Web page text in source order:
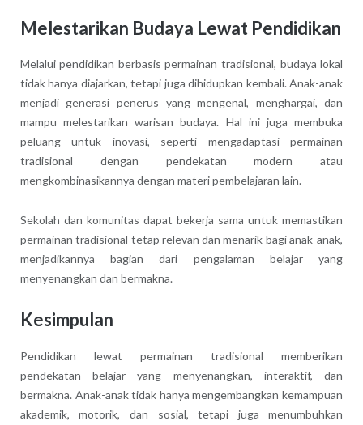
Melestarikan Budaya Lewat Pendidikan
Melalui pendidikan berbasis permainan tradisional, budaya lokal
tidak hanya diajarkan, tetapi juga dihidupkan kembali. Anak-anak
menjadi generasi penerus yang mengenal, menghargai, dan
mampu melestarikan warisan budaya. Hal ini juga membuka
peluang untuk inovasi, seperti mengadaptasi permainan
tradisional dengan pendekatan modern atau
mengkombinasikannya dengan materi pembelajaran lain.
Sekolah dan komunitas dapat bekerja sama untuk memastikan
permainan tradisional tetap relevan dan menarik bagi anak-anak,
menjadikannya bagian dari pengalaman belajar yang
menyenangkan dan bermakna.
Kesimpulan
Pendidikan lewat permainan tradisional memberikan
pendekatan belajar yang menyenangkan, interaktif, dan
bermakna. Anak-anak tidak hanya mengembangkan kemampuan
akademik, motorik, dan sosial, tetapi juga menumbuhkan